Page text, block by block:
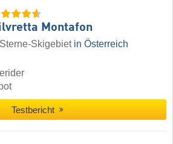
Montafon
Skigebiet in Österreich
Testbericht